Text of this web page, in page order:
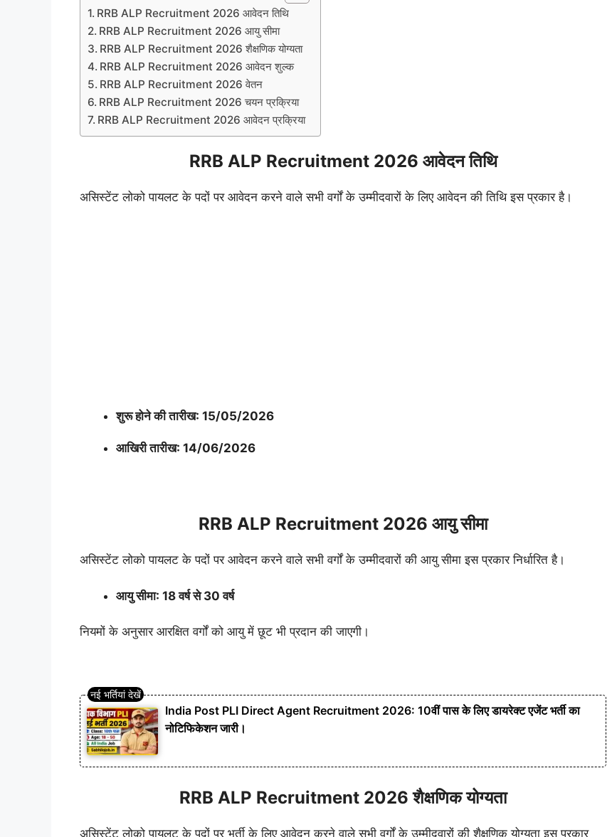
RRB ALP Recruitment 2026 आवेदन तिथि
RRB ALP Recruitment 2026 आयु सीमा
RRB ALP Recruitment 2026 शैक्षणिक योग्यता
RRB ALP Recruitment 2026 आवेदन शुल्क
RRB ALP Recruitment 2026 वेतन
RRB ALP Recruitment 2026 चयन प्रक्रिया
RRB ALP Recruitment 2026 आवेदन प्रक्रिया
RRB ALP Recruitment 2026 आवेदन तिथि
असिस्टेंट लोको पायलट के पदों पर आवेदन करने वाले सभी वर्गों के उम्मीदवारों के लिए आवेदन की तिथि इस प्रकार है।
शुरू होने की तारीख: 15/05/2026
आखिरी तारीख: 14/06/2026
RRB ALP Recruitment 2026 आयु सीमा
असिस्टेंट लोको पायलट के पदों पर आवेदन करने वाले सभी वर्गों के उम्मीदवारों की आयु सीमा इस प्रकार निर्धारित है।
आयु सीमा: 18 वर्ष से 30 वर्ष
नियमों के अनुसार आरक्षित वर्गों को आयु में छूट भी प्रदान की जाएगी।
India Post PLI Direct Agent Recruitment 2026: 10वीं पास के लिए डायरेक्ट एजेंट भर्ती का
नोटिफिकेशन जारी।
RRB ALP Recruitment 2026 शैक्षणिक योग्यता
असिस्टेंट लोको पायलट के पदों पर भर्ती के लिए आवेदन करने वाले सभी वर्गों के उम्मीदवारों की शैक्षणिक योग्यता इस प्रकार